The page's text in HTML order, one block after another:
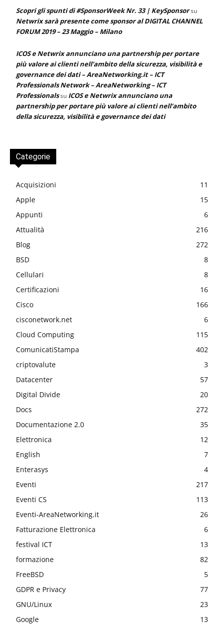
Scopri gli spunti di #SponsorWeek Nr. 33 | KeySponsorsu
Netwrix sarà presente come sponsor al DIGITAL CHANNEL
FORUM 2019 – 23 Maggio – Milano
ICOS e Netwrix annunciano una partnership per portare
più valore ai clienti nell’ambito della sicurezza, visibilità e
governance dei dati – AreaNetworking.it – ICT
Professionals Network – AreaNetworking – ICT
Professionalssu ICOS e Netwrix annunciano una
partnership per portare più valore ai clienti nell’ambito
della sicurezza, visibilità e governance dei dati
Categorie
Acquisizioni
11
Apple
15
Appunti
6
Attualità
216
Blog
272
BSD
8
Cellulari
8
Certificazioni
16
Cisco
166
cisconetwork.net
6
Cloud Computing
115
ComunicatiStampa
402
criptovalute
3
Datacenter
57
Digital Divide
20
Docs
272
Documentazione 2.0
35
Elettronica
12
English
7
Enterasys
4
Eventi
217
Eventi CS
113
Eventi-AreaNetworking.it
26
Fatturazione Elettronica
6
festival ICT
13
formazione
82
FreeBSD
5
GDPR e Privacy
77
GNU/Linux
23
Google
13